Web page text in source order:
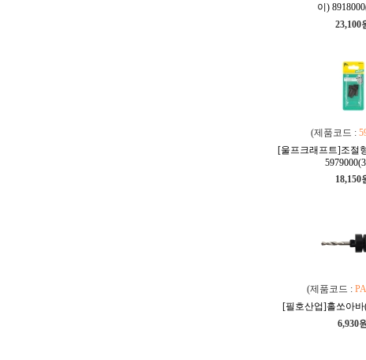
이)
23,100
(제품코드 :
[울프크래프트]조절
18,150
(제품코드 :
[필호산업]홀쏘아바
6,930